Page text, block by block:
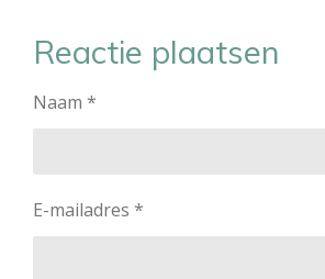
e
n
e
e
Reactie plaatsen
Naam *
E-mailadres *